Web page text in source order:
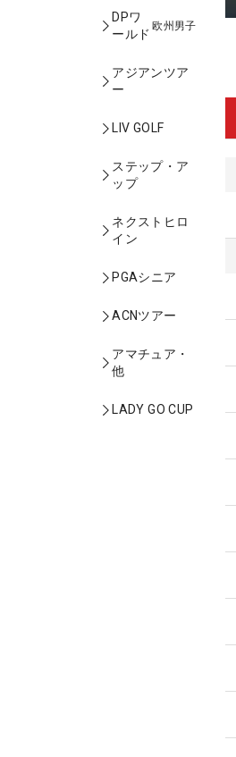
DPワ
ールド
欧州男子
アジアンツア
ー
LIV GOLF
ステップ・ア
ップ
ネクストヒロ
イン
PGAシニア
ACNツアー
アマチュア・
他
LADY GO CUP